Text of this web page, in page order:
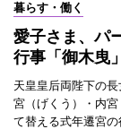
暮らす・働く
愛子さま、パ
行事「御木曳
天皇皇后両陛下の
宮（げくう）・内
て替える式年遷宮